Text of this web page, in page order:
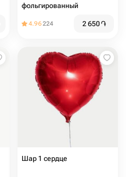
фольгированный
4.96224 2 650֏
Шар 1 сердце